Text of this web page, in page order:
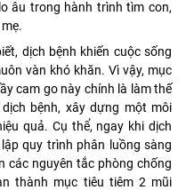
âu trong hành trình tìm con,
dịch bệnh khiến cuộc sống
vàn khó khăn. Vì vậy, mục
cam go này chính là làm thế
bệnh, xây dựng một môi
quả. Cụ thể, ngay khi dịch
quy trình phân luồng sàng
các nguyên tắc phòng chống
thành mục tiêu tiêm 2 mũi